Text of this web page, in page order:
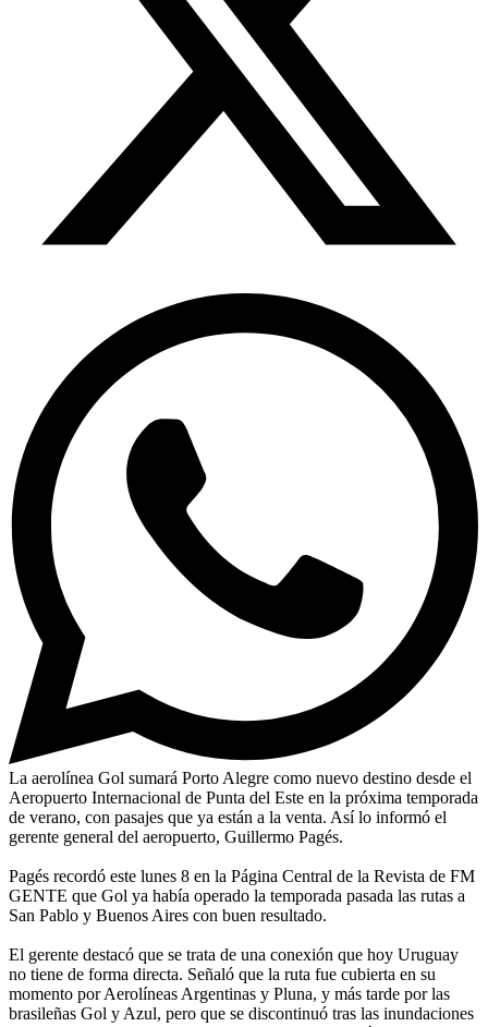
La aerolínea Gol sumará Porto Alegre como nuevo destino desde el
Aeropuerto Internacional de Punta del Este en la próxima temporada
de verano, con pasajes que ya están a la venta. Así lo informó el
gerente general del aeropuerto, Guillermo Pagés.
Pagés recordó este lunes 8 en la Página Central de la Revista de FM
GENTE que Gol ya había operado la temporada pasada las rutas a
San Pablo y Buenos Aires con buen resultado.
El gerente destacó que se trata de una conexión que hoy Uruguay
no tiene de forma directa. Señaló que la ruta fue cubierta en su
momento por Aerolíneas Argentinas y Pluna, y más tarde por las
brasileñas Gol y Azul, pero que se discontinuó tras las inundaciones